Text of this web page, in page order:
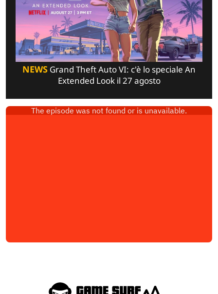
NEWS Grand Theft Auto VI: c'è lo speciale An
Extended Look il 27 agosto